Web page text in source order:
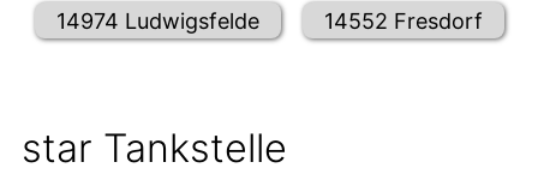
14974 Ludwigsfelde 14552 Fresdorf
star Tankstelle